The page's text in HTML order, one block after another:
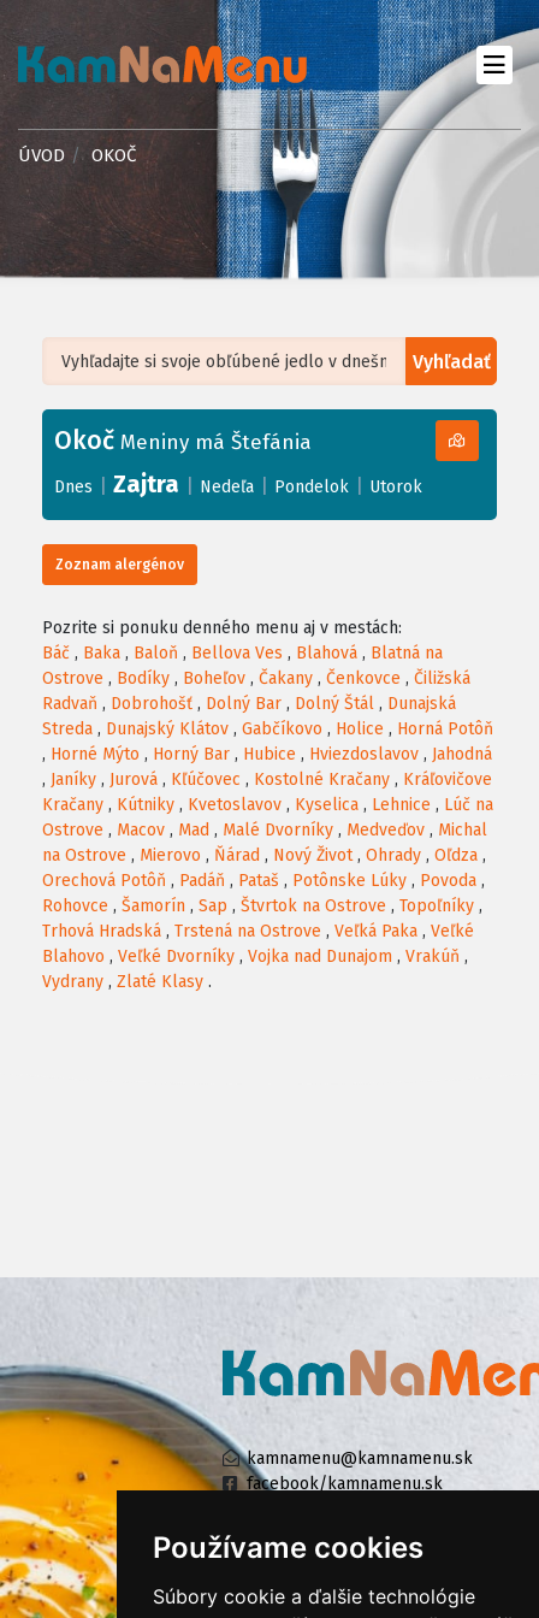
Používame cookies
Súbory cookie a ďalšie technológie
ÚVOD OKOČ
Vyhľadať
+
−
Leaflet| ©OpenStreetMap, Tiles courtesy ofHumanitarian OpenStreetMap
Okoč Meniny má Štefánia
Dnes Zajtra Nedeľa Pondelok Utorok
Zoznam alergénov
Pozrite si ponuku denného menu aj v mestách:
Báč , Baka , Baloň , Bellova Ves , Blahová , Blatná na
Ostrove , Bodíky , Boheľov , Čakany , Čenkovce , Čiližská
Radvaň , Dobrohošť , Dolný Bar , Dolný Štál , Dunajská
Streda , Dunajský Klátov , Gabčíkovo , Holice , Horná Potôň
, Horné Mýto , Horný Bar , Hubice , Hviezdoslavov , Jahodná
, Janíky , Jurová , Kľúčovec , Kostolné Kračany , Kráľovičove
Kračany , Kútniky , Kvetoslavov , Kyselica , Lehnice , Lúč na
Ostrove , Macov , Mad , Malé Dvorníky , Medveďov , Michal
na Ostrove , Mierovo , Ňárad , Nový Život, Ohrady , Oľdza ,
Orechová Potôň , Padáň , Pataš , Potônske Lúky , Povoda ,
Rohovce , Šamorín , Sap , Štvrtok na Ostrove , Topoľníky ,
Trhová Hradská , Trstená na Ostrove , Veľká Paka , Veľké
Blahovo , Veľké Dvorníky , Vojka nad Dunajom , Vrakúň ,
Vydrany , Zlaté Klasy .
kamnamenu@kamnamenu.sk
facebook/kamnamenu.sk
KONTAKTUJTE NÁS